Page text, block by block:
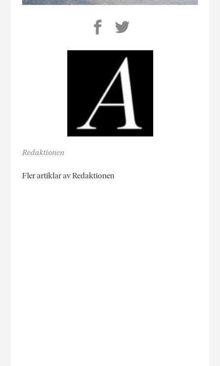
Redaktionen
Fler artiklar av Redaktionen